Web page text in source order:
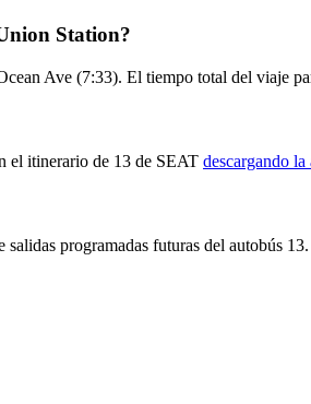
Station?
Ave (7:33). El tiempo total del viaje
el itinerario de 13 de SEAT descargando
salidas programadas futuras del autobús 13.